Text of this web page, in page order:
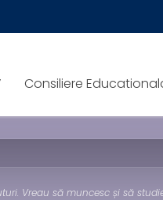
Consiliere
ÎNCĂ
Vreau să muncesc și să